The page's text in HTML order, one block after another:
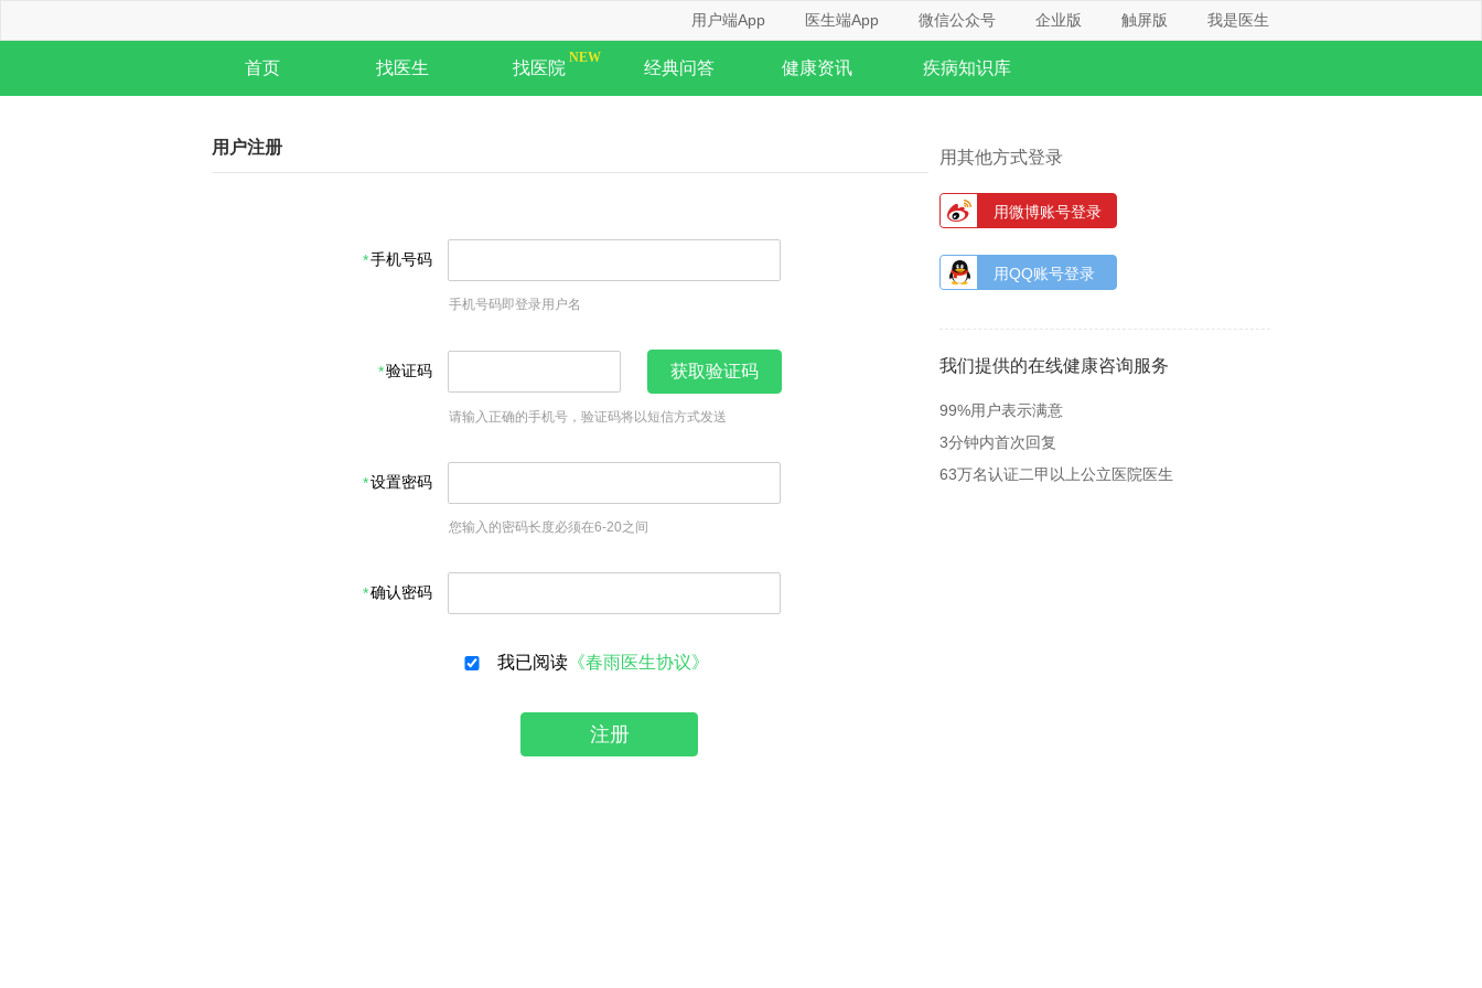
用户端App 医生端App 微信公众号 企业版 触屏版 我是医生
首页 找医生 找医院 经典问答 健康资讯 疾病知识库
用户注册
手机号码
手机号码即登录用户名
验证码 获取验证码
请输入正确的手机号，验证码将以短信方式发送
设置密码
您输入的密码长度必须在6-20之间
确认密码
我已阅读 《春雨医生协议》
注册
用其他方式登录
用微博账号登录
用QQ账号登录
我们提供的在线健康咨询服务
99%用户表示满意
3分钟内首次回复
63万名认证二甲以上公立医院医生